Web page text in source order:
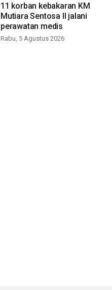
11 korban kebakaran KM
Mutiara Sentosa II jalani
perawatan medis
Rabu, 5 Agustus 2026